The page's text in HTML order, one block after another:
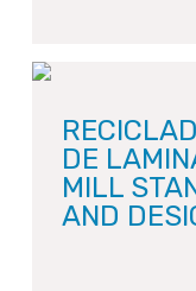
DE
MILL
AND